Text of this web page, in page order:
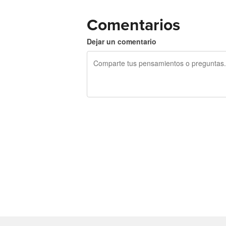
Comentarios
Dejar un comentario